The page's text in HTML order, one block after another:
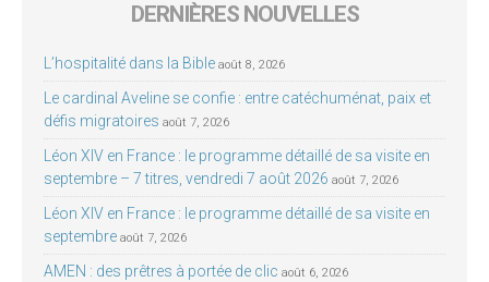
DERNIÈRES NOUVELLES
L’hospitalité dans la Bible août 8, 2026
Le cardinal Aveline se confie : entre catéchuménat, paix et
défis migratoires août 7, 2026
Léon XIV en France : le programme détaillé de sa visite en
septembre – 7 titres, vendredi 7 août 2026 août 7, 2026
Léon XIV en France : le programme détaillé de sa visite en
septembre août 7, 2026
AMEN : des prêtres à portée de clic août 6, 2026